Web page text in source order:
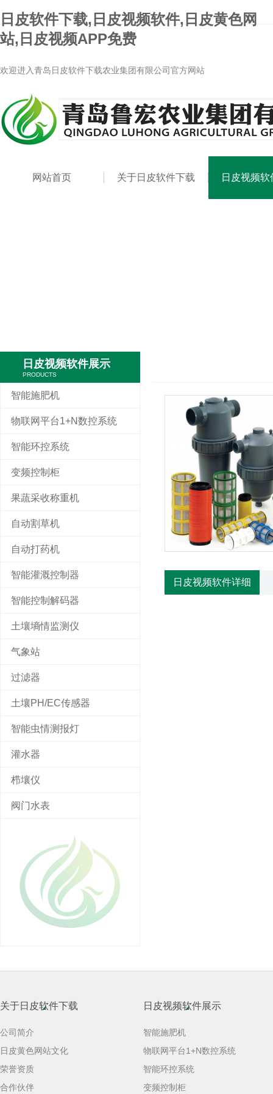
日皮软件下载,日皮视频软件,日皮黄色网
站,日皮视频APP免费
欢迎进入青岛日皮软件下载农业集团有限公司官方网站
网站首页 关于日皮软件下载 日皮视频软
日皮视频软件展示
PRODUCTS
智能施肥机
物联网平台1+N数控系统
智能环控系统
变频控制柜
果蔬采收称重机
自动割草机
自动打药机
智能灌溉控制器
智能控制解码器
土壤墒情监测仪
气象站
过滤器
土壤PH/EC传感器
智能虫情测报灯
灌水器
栉壤仪
阀门水表
日皮视频软件详细
关于日皮软件下载
公司简介
日皮黄色网站文化
荣誉资质
合作伙伴
日皮视频软件展示
智能施肥机
物联网平台1+N数控系统
智能环控系统
变频控制柜